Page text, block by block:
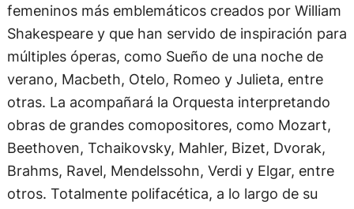
femeninos más emblemáticos creados por William
Shakespeare y que han servido de inspiración para
múltiples óperas, como Sueño de una noche de
verano, Macbeth, Otelo, Romeo y Julieta, entre
otras. La acompañará la Orquesta interpretando
obras de grandes comopositores, como Mozart,
Beethoven, Tchaikovsky, Mahler, Bizet, Dvorak,
Brahms, Ravel, Mendelssohn, Verdi y Elgar, entre
otros. Totalmente polifacética, a lo largo de su